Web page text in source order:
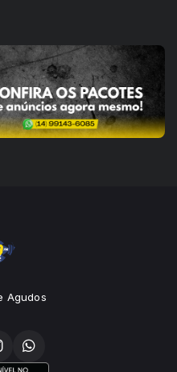
Agudos